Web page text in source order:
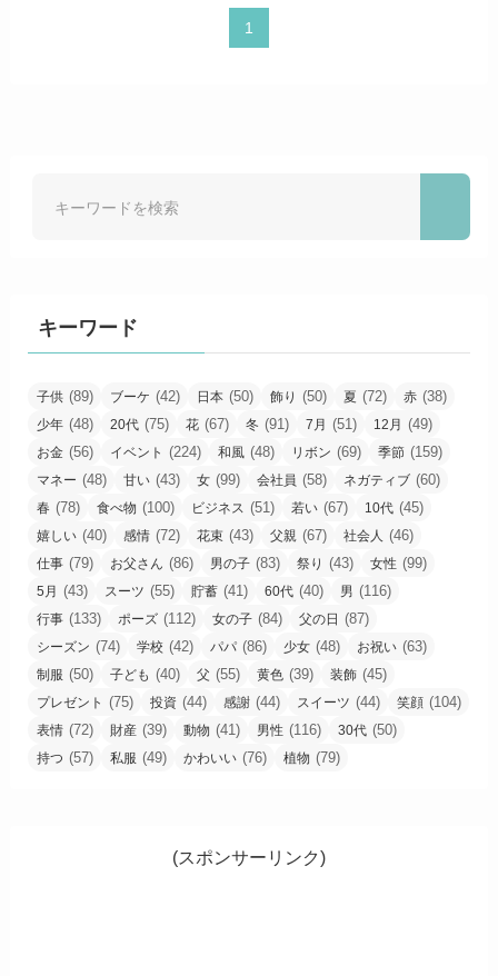
1
キーワード
子供 (89) ブーケ (42) 日本 (50) 飾り (50) 夏 (72) 赤 (38)
少年 (48) 20代 (75) 花 (67) 冬 (91) 7月 (51) 12月 (49)
お金 (56) イベント (224) 和風 (48) リボン (69) 季節 (159)
マネー (48) 甘い (43) 女 (99) 会社員 (58) ネガティブ (60)
春 (78) 食べ物 (100) ビジネス (51) 若い (67) 10代 (45)
嬉しい (40) 感情 (72) 花束 (43) 父親 (67) 社会人 (46)
仕事 (79) お父さん (86) 男の子 (83) 祭り (43) 女性 (99)
5月 (43) スーツ (55) 貯蓄 (41) 60代 (40) 男 (116)
行事 (133) ポーズ (112) 女の子 (84) 父の日 (87)
シーズン (74) 学校 (42) パパ (86) 少女 (48) お祝い (63)
制服 (50) 子ども (40) 父 (55) 黄色 (39) 装飾 (45)
プレゼント (75) 投資 (44) 感謝 (44) スイーツ (44) 笑顔 (104)
表情 (72) 財産 (39) 動物 (41) 男性 (116) 30代 (50)
持つ (57) 私服 (49) かわいい (76) 植物 (79)
(スポンサーリンク)